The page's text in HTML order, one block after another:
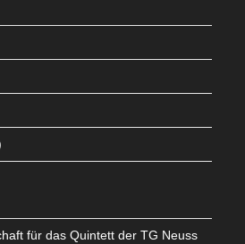
für das Quintett der TG Neuss